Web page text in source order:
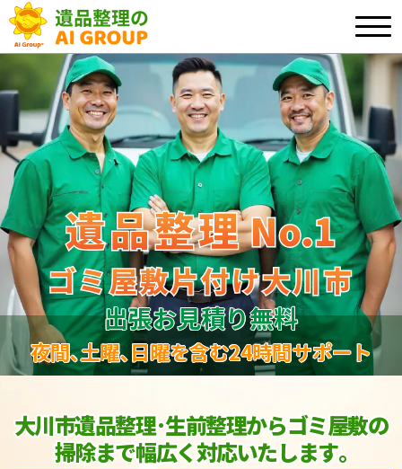
遺品整理No.1
ゴミ屋敷片付け大川市
遺品整理No.1
ゴミ屋敷片付け大川市
出張お見積り無料
夜間､土曜､日曜を含む24時間サポート
大川市遺品整理･生前整理からゴミ屋敷の
掃除まで幅広く対応いたします｡